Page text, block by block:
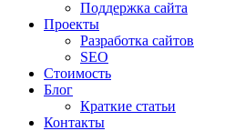
Поддержка сайта
Проекты
Разработка сайтов
SEO
Стоимость
Блог
Краткие статьи
Контакты